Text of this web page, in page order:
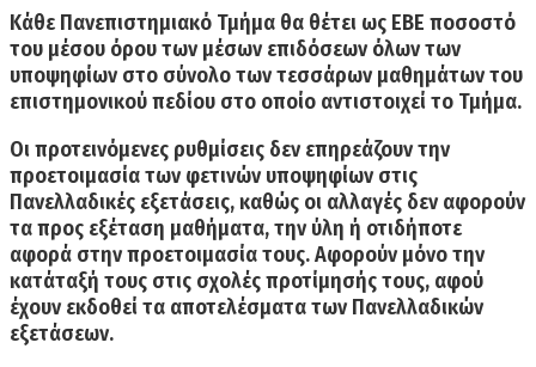
Κάθε Πανεπιστημιακό Τμήμα θα θέτει ως ΕΒΕ ποσοστό
του μέσου όρου των μέσων επιδόσεων όλων των
υποψηφίων στο σύνολο των τεσσάρων μαθημάτων του
επιστημονικού πεδίου στο οποίο αντιστοιχεί το Τμήμα.
Οι προτεινόμενες ρυθμίσεις δεν επηρεάζουν την
προετοιμασία των φετινών υποψηφίων στις
Πανελλαδικές εξετάσεις, καθώς οι αλλαγές δεν αφορούν
τα προς εξέταση μαθήματα, την ύλη ή οτιδήποτε
αφορά στην προετοιμασία τους. Αφορούν μόνο την
κατάταξή τους στις σχολές προτίμησής τους, αφού
έχουν εκδοθεί τα αποτελέσματα των Πανελλαδικών
εξετάσεων.